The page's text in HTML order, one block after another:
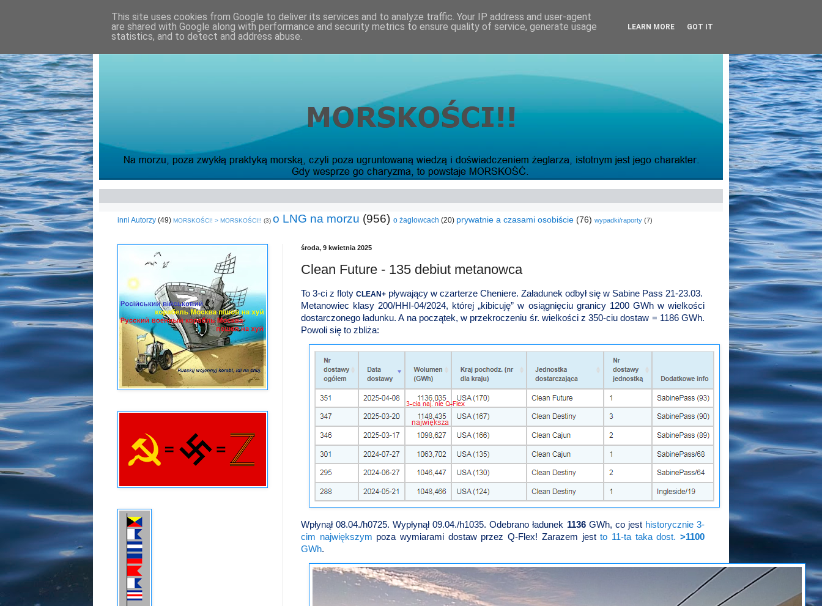
inni Autorzy (49) MORSKOŚCI! > MORSKOŚCI!! (3) o LNG na morzu (956) o żaglowcach (20) prywatnie a czasami osobiście (76) wypadki/raporty (7)
środa, 9 kwietnia 2025
Clean Future - 135 debiut metanowca
To 3-ci z floty CLEAN+ pływający w czarterze Cheniere. Załadunek odbył się w Sabine Pass 21-23.03.
Metanowiec klasy 200/HHI-04/2024, której „kibicuję” w osiągnięciu granicy 1200 GWh w wielkości
dostarczonego ładunku. A na początek, w przekroczeniu śr. wielkości z 350-ciu dostaw = 1186 GWh.
Powoli się to zbliża:
Wpłynął 08.04./h0725. Wypłynął 09.04./h1035. Odebrano ładunek 1136GWh, co jest historycznie 3-
cim największym poza wymiarami dostaw przez Q-Flex! Zarazem jestto 11-ta taka dost.>1100
GWh.
This site uses cookies from Google to deliver its services and to analyze traffic. Your IP address and user-agent
are shared with Google along with performance and security metrics to ensure quality of service, generate usage
statistics, and to detect and address abuse.
LEARN MORE GOT IT